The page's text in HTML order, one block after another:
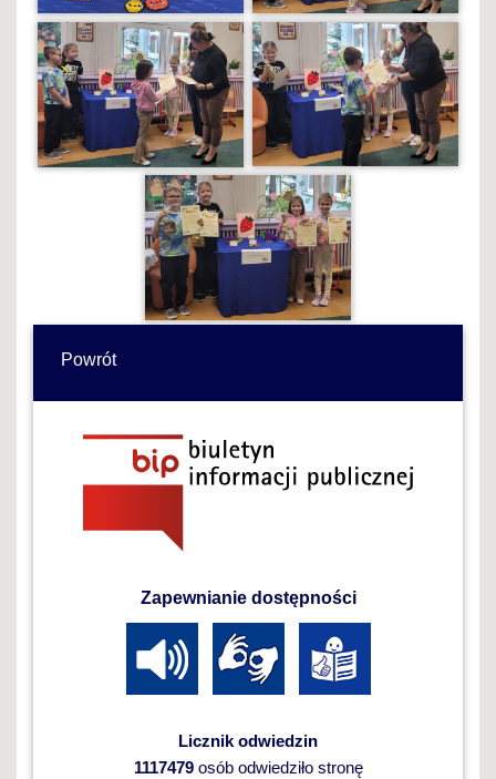
Powrót
Zapewnianie dostępności
Licznik odwiedzin
1117479osób odwiedziło stronę